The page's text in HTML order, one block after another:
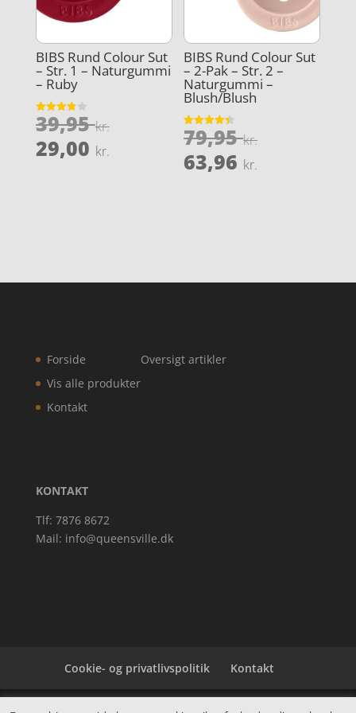
BIBS Rund Colour Sut
– Str. 1 – Naturgummi
– Ruby
Vurderet
3.8
39,95kr.Den
oprindelige
pris
29,00 kr.
aktuelle
BIBS Rund Colour Sut
– 2-Pak – Str. 2 –
Naturgummi –
Blush/Blush
Vurderet
4.4
79,95kr.Den
63,96 kr.
Forside
Vis alle produkter
Kontakt
Oversigt artikler
KONTAKT
Tlf: 7876 8672
Mail: info@queensville.dk
Cookie- og privatlivspolitik Kontakt